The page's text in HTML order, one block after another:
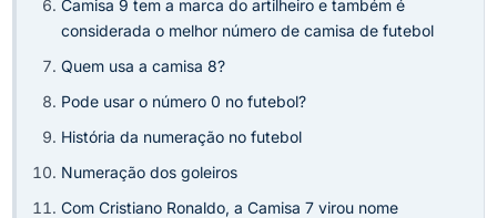
Camisa 9 tem a marca do artilheiro e também é
considerada o melhor número de camisa de futebol
Quem usa a camisa 8?
Pode usar o número 0 no futebol?
História da numeração no futebol
Numeração dos goleiros
Com Cristiano Ronaldo, a Camisa 7 virou nome